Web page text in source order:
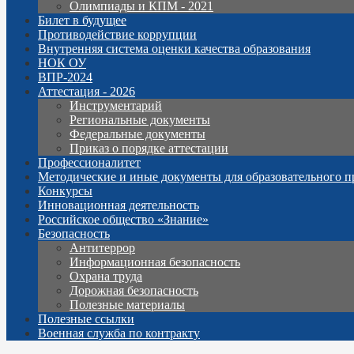
Олимпиады и КПМ - 2021
Билет в будущее
Противодействие коррупции
Внутренняя система оценки качества образования
НОК ОУ
ВПР-2024
Аттестация - 2026
Инструментарий
Региональные документы
Федеральные документы
Приказ о порядке аттестации
Профессионалитет
Методические и иные документы для образовательного
Конкурсы
Инновационная деятельность
Российское общество «Знание»
Безопасность
Антитеррор
Информационная безопасность
Охрана труда
Дорожная безопасность
Полезные материалы
Полезные ссылки
Военная служба по контракту